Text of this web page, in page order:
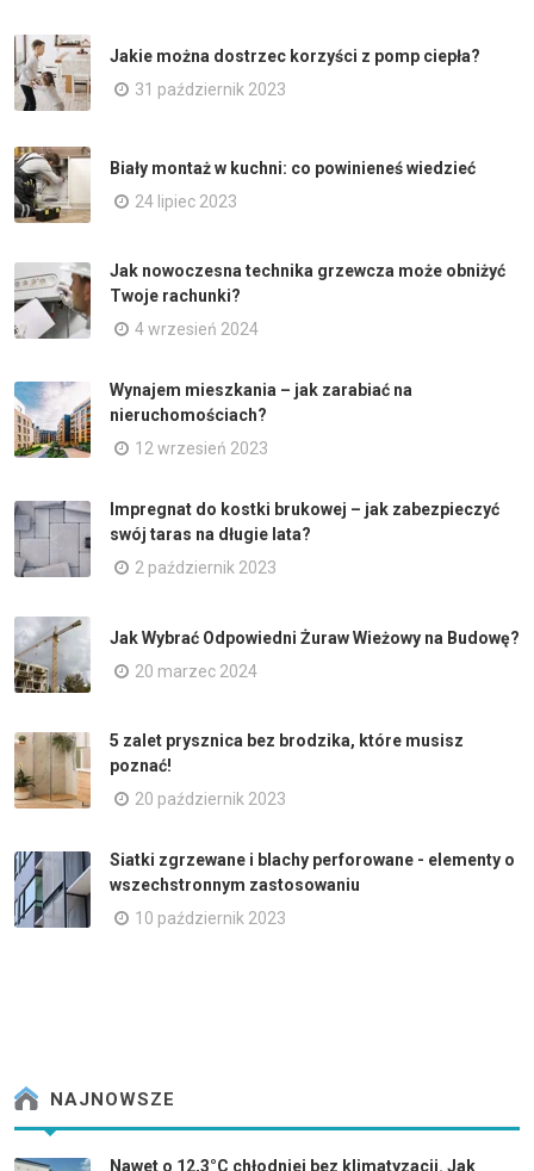
Jakie można dostrzec korzyści z pomp ciepła?
31 październik 2023
Biały montaż w kuchni: co powinieneś wiedzieć
24 lipiec 2023
Jak nowoczesna technika grzewcza może obniżyć
Twoje rachunki?
4 wrzesień 2024
Wynajem mieszkania – jak zarabiać na
nieruchomościach?
12 wrzesień 2023
Impregnat do kostki brukowej – jak zabezpieczyć
swój taras na długie lata?
2 październik 2023
Jak Wybrać Odpowiedni Żuraw Wieżowy na Budowę?
20 marzec 2024
5 zalet prysznica bez brodzika, które musisz
poznać!
20 październik 2023
Siatki zgrzewane i blachy perforowane - elementy o
wszechstronnym zastosowaniu
10 październik 2023
NAJNOWSZE
Nawet o 12,3°C chłodniej bez klimatyzacji. Jak